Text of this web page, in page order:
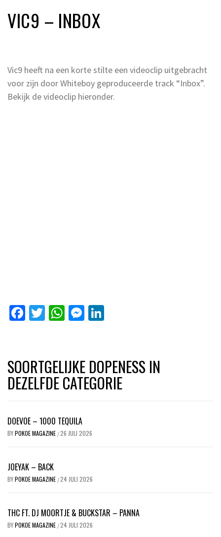
VIC9 – INBOX
Vic9 heeft na een korte stilte een videoclip uitgebracht
voor zijn door Whiteboy geproduceerde track “Inbox”.
Bekijk de videoclip hieronder.
Facebook
Twitter
WhatsApp
Messenger
SOORTGELIJKE DOPENESS IN
DEZELFDE CATEGORIE
DOEVOE – 1000 TEQUILA
BYPOKOE MAGAZINE /26 JULI 2026
JOEYAK – BACK
BYPOKOE MAGAZINE /24 JULI 2026
THC FT. DJ MOORTJE & BUCKSTAR – PANNA
BYPOKOE MAGAZINE /24 JULI 2026